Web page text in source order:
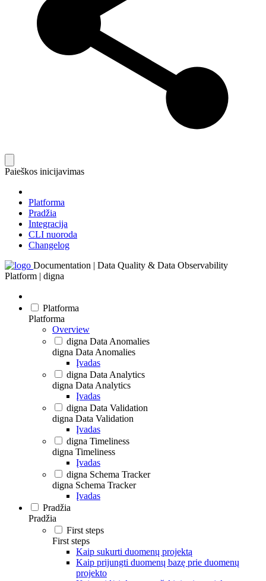
Paieškos inicijavimas
Platforma
Pradžia
Integracija
CLI nuoroda
Changelog
Documentation | Data Quality & Data Observability
Platform | digna
Platforma
Platforma
Overview
digna Data Anomalies
digna Data Anomalies
Įvadas
digna Data Analytics
digna Data Analytics
Įvadas
digna Data Validation
digna Data Validation
Įvadas
digna Timeliness
digna Timeliness
Įvadas
digna Schema Tracker
digna Schema Tracker
Įvadas
Pradžia
Pradžia
First steps
First steps
Kaip sukurti duomenų projektą
Kaip prijungti duomenų bazę prie duomenų
projekto